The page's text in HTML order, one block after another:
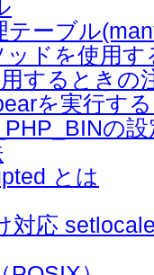
ーブル
ドを使用す
するときの
を実行す
の設
とは
対応